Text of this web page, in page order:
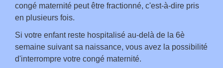
congé maternité peut être fractionné, c'est-à-dire pris
en plusieurs fois.
Si votre enfant reste hospitalisé au-delà de la 6è
semaine suivant sa naissance, vous avez la possibilité
d'interrompre votre congé maternité.